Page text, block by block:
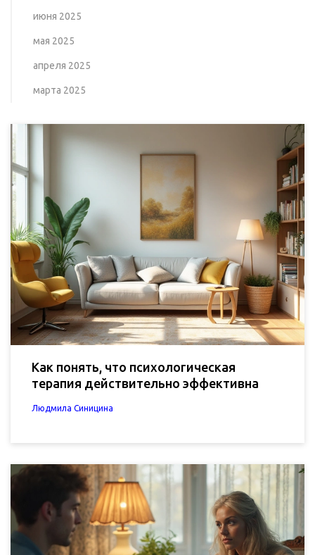
июня 2025
мая 2025
апреля 2025
марта 2025
Как понять, что психологическая
терапия действительно эффективна
Людмила Синицина